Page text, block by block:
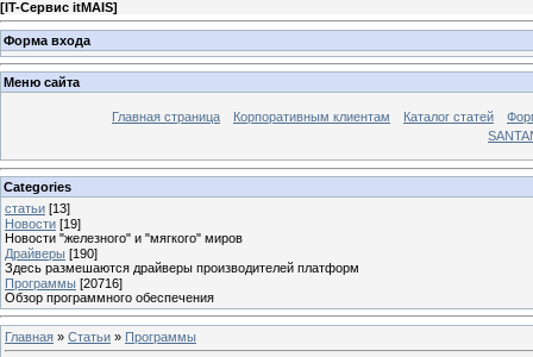
[IT-Сервис itMAIS]
Форма входа
Меню сайта
Главная страница Корпоративным клиентам Каталог статей
Categories
статьи [13]
Новости [19]
Новости "железного" и "мягкого" миров
Драйверы [190]
Здесь размешаются драйверы производителей платформ
Программы [20716]
Обзор программного обеспечения
Главная » Статьи » Программы